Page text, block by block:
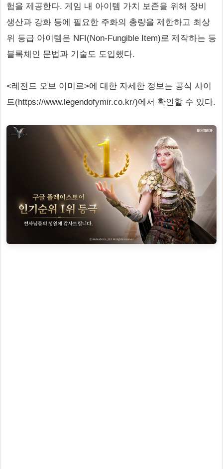
험을 제공한다. 게임 내 아이템 가치 보존을 위해 장비
생산과 강화 등에 필요한 주화의 총량을 제한하고 최상
위 등급 아이템은 NFI(Non-Fungible Item)로 제작하는 등
블록체인 문법과 기술도 도입했다.
<레전드 오브 이미르>에 대한 자세한 정보는 공식 사이
트(https://www.legendofymir.co.kr/)에서 확인할 수 있다.